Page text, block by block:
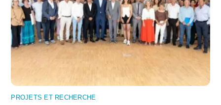
PROJETS ET RECHERCHE